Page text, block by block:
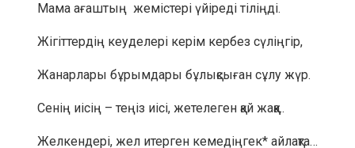
Мама ағаштың жемістері үйіреді тіліңді.
Жігіттердің кеуделері керім кербез сүліңгір,
Жанарлары бұрымдары бұлықсыған сұлу жүр.
Сенің иісің – теңіз иісі, жетелеген қай жаққа..
Желкендері, жел итерген кемедіңгек* айлақта…